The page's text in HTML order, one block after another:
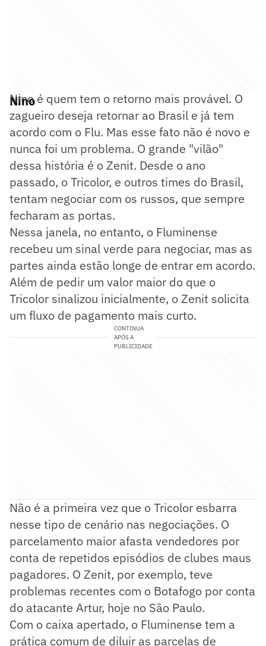
Nino
Nino é quem tem o retorno mais provável. O
zagueiro deseja retornar ao Brasil e já tem
acordo com o Flu. Mas esse fato não é novo e
nunca foi um problema. O grande "vilão"
dessa história é o Zenit. Desde o ano
passado, o Tricolor, e outros times do Brasil,
tentam negociar com os russos, que sempre
fecharam as portas.
Nessa janela, no entanto, o Fluminense
recebeu um sinal verde para negociar, mas as
partes ainda estão longe de entrar em acordo.
Além de pedir um valor maior do que o
Tricolor sinalizou inicialmente, o Zenit solicita
um fluxo de pagamento mais curto.
CONTINUA
APÓS A
PUBLICIDADE
Não é a primeira vez que o Tricolor esbarra
nesse tipo de cenário nas negociações. O
parcelamento maior afasta vendedores por
conta de repetidos episódios de clubes maus
pagadores. O Zenit, por exemplo, teve
problemas recentes com o Botafogo por conta
do atacante Artur, hoje no São Paulo.
Com o caixa apertado, o Fluminense tem a
prática comum de diluir as parcelas de